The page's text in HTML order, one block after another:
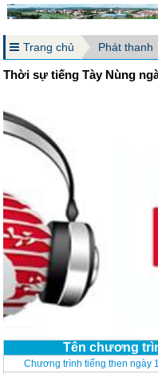
Trang chủ Phát thanh
Thời sự tiếng Tày Nùng
Tên chương
Chương trình tiếng then ngày